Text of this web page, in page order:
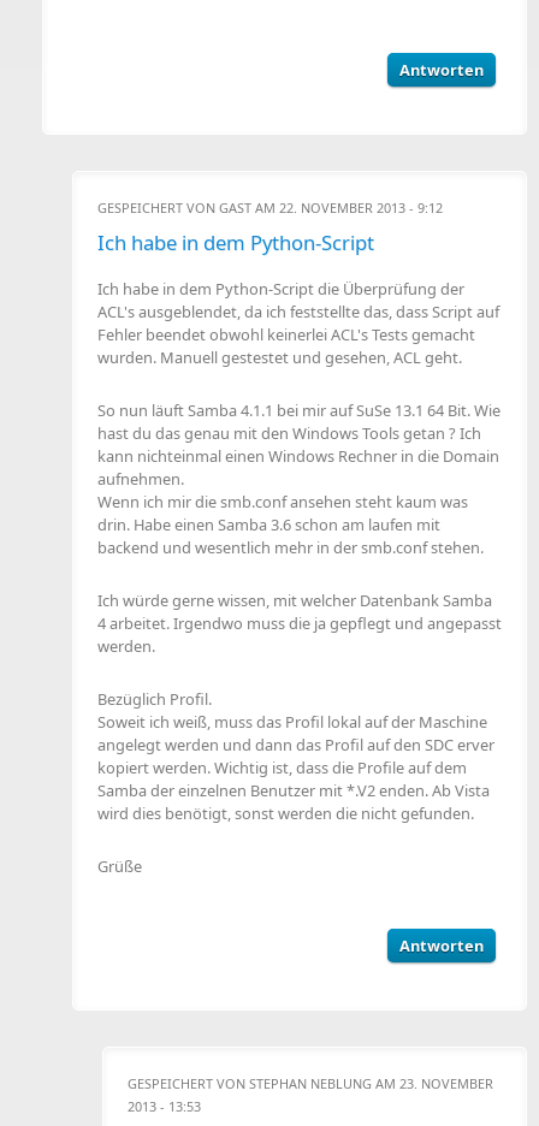
Antworten
GESPEICHERT VON GAST AM 22. NOVEMBER 2013 - 9:12
Ich habe in dem Python-Script
Ich habe in dem Python-Script die Überprüfung der
ACL's ausgeblendet, da ich feststellte das, dass Script auf
Fehler beendet obwohl keinerlei ACL's Tests gemacht
wurden. Manuell gestestet und gesehen, ACL geht.
So nun läuft Samba 4.1.1 bei mir auf SuSe 13.1 64 Bit. Wie
hast du das genau mit den Windows Tools getan ? Ich
kann nichteinmal einen Windows Rechner in die Domain
aufnehmen.
Wenn ich mir die smb.conf ansehen steht kaum was
drin. Habe einen Samba 3.6 schon am laufen mit
backend und wesentlich mehr in der smb.conf stehen.
Ich würde gerne wissen, mit welcher Datenbank Samba
4 arbeitet. Irgendwo muss die ja gepflegt und angepasst
werden.
Bezüglich Profil.
Soweit ich weiß, muss das Profil lokal auf der Maschine
angelegt werden und dann das Profil auf den SDC erver
kopiert werden. Wichtig ist, dass die Profile auf dem
Samba der einzelnen Benutzer mit *.V2 enden. Ab Vista
wird dies benötigt, sonst werden die nicht gefunden.
Grüße
Antworten
GESPEICHERT VON STEPHAN NEBLUNG AM 23. NOVEMBER
2013 - 13:53